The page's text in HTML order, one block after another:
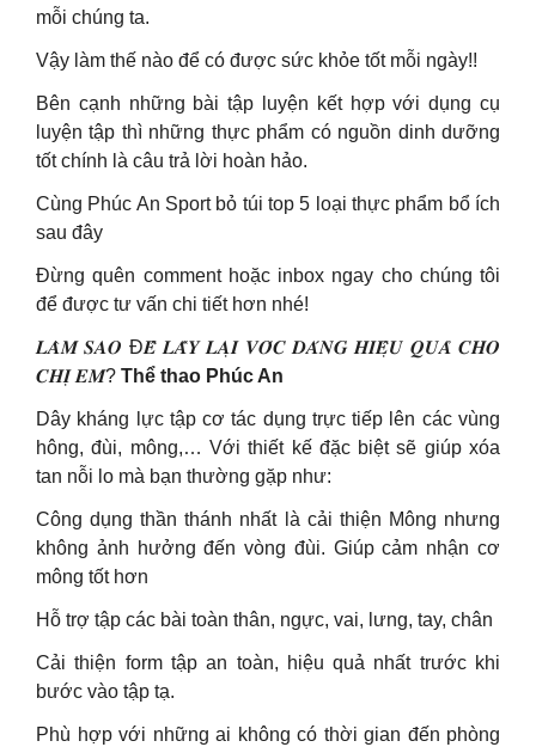
mỗi chúng ta.
Vậy làm thế nào để có được sức khỏe tốt mỗi ngày!!
Bên cạnh những bài tập luyện kết hợp với dụng cụ
luyện tập thì những thực phẩm có nguồn dinh dưỡng
tốt chính là câu trả lời hoàn hảo.
Cùng Phúc An Sport bỏ túi top 5 loại thực phẩm bổ ích
sau đây
Đừng quên comment hoặc inbox ngay cho chúng tôi
để được tư vấn chi tiết hơn nhé!
𝑳𝑨̀𝑴 𝑺𝑨𝑶 Đ𝑬̂̉ 𝑳𝑨̂́𝒀 𝑳𝑨̣𝑰 𝑽𝑶́𝑪 𝑫𝑨́𝑵𝑮 𝑯𝑰𝑬̣̂𝑼 𝑸𝑼𝑨̉ 𝑪𝑯𝑶
𝑪𝑯𝑰̣ 𝑬𝑴? Thể thao Phúc An
Dây kháng lực tập cơ tác dụng trực tiếp lên các vùng
hông, đùi, mông,… Với thiết kế đặc biệt sẽ giúp xóa
tan nỗi lo mà bạn thường gặp như:
Công dụng thần thánh nhất là cải thiện Mông nhưng
không ảnh hưởng đến vòng đùi. Giúp cảm nhận cơ
mông tốt hơn
Hỗ trợ tập các bài toàn thân, ngực, vai, lưng, tay, chân
Cải thiện form tập an toàn, hiệu quả nhất trước khi
bước vào tập tạ.
Phù hợp với những ai không có thời gian đến phòng